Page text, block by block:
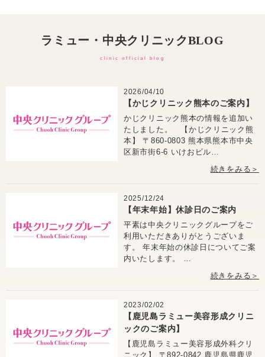
ラミュー・中央クリニックBLOG
clinic official blog
2026/04/10
【かじクリニック熊本のご案内】
かじクリニック熊本の情報を追加い
たしました。 【かじクリニック熊
本】 〒860-0803 熊本県熊本市中央
区新市街6-6 いけおビル…
続きをみる＞
2025/12/24
【年末年始】休診日のご案内
平素は中央クリニックグループをご
利用いただきありがとうございま
す。 年末年始の休診日についてご案
内いたします。 …
続きをみる＞
2023/02/02
【鹿児島ラミュー美容形成クリニ
ックのご案内】
【鹿児島ラミュー美容形成外科クリ
ニック】 〒892-0842 鹿児島県鹿児